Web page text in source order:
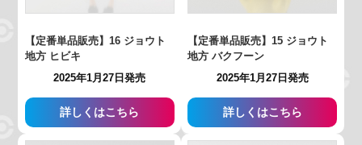
【定番単品販売】16 ジョウト
地方 ヒビキ
2025年1月27日発売
詳しくはこちら
【定番単品販売】15 ジョウト
地方 バクフーン
2025年1月27日発売
詳しくはこちら